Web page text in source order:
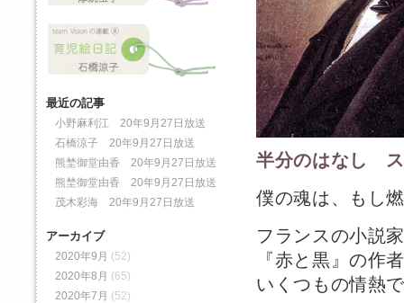
半分のはなし ス
僕の魂は、もし
フランスの小説
『赤と黒』の作
いくつもの情熱
最近の記事
小野麻利江 20年9月27日放送
石橋涼子 20年9月27日放送
熊埜御堂由香 20年9月27日放送
熊埜御堂由香 20年9月27日放送
茂木彩海 20年9月27日放送
アーカイブ
2020年9月 (52)
2020年8月 (65)
2020年7月 (52)